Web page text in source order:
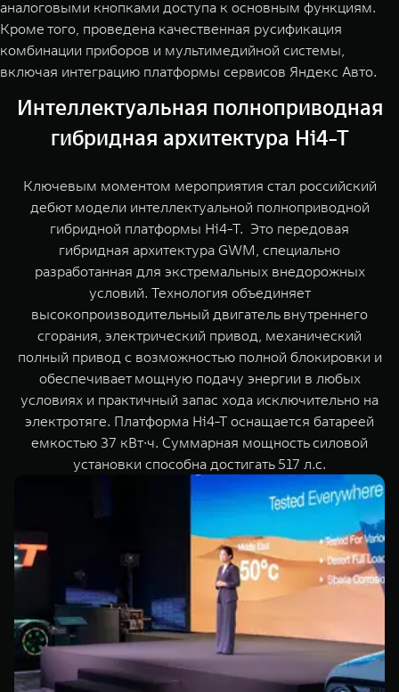
аналоговыми кнопками доступа к основным функциям.
Кроме того, проведена качественная русификация
комбинации приборов и мультимедийной системы,
включая интеграцию платформы сервисов Яндекс Авто.
Интеллектуальная полноприводная
гибридная архитектура Hi4-T
Ключевым моментом мероприятия стал российский
дебют модели интеллектуальной полноприводной
гибридной платформы Hi4-Т. Это передовая
гибридная архитектура GWM, специально
разработанная для экстремальных внедорожных
условий. Технология объединяет
высокопроизводительный двигатель внутреннего
сгорания, электрический привод, механический
полный привод с возможностью полной блокировки и
обеспечивает мощную подачу энергии в любых
условиях и практичный запас хода исключительно на
электротяге. Платформа Hi4-T оснащается батареей
емкостью 37 кВт∙ч. Суммарная мощность силовой
установки способна достигать 517 л.с.